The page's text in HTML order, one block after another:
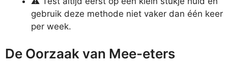
gebruik deze methode niet vaker dan één keer
per week.
De Oorzaak van Mee-eters